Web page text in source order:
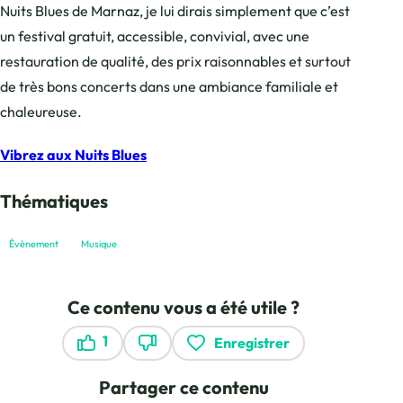
Nuits Blues de Marnaz, je lui dirais simplement que c’est
un festival gratuit, accessible, convivial, avec une
restauration de qualité, des prix raisonnables et surtout
de très bons concerts dans une ambiance familiale et
chaleureuse.
Vibrez aux Nuits Blues
Thématiques
Évènement Musique
Ce contenu vous a été utile ?
1
Enregistrer
Partager ce contenu